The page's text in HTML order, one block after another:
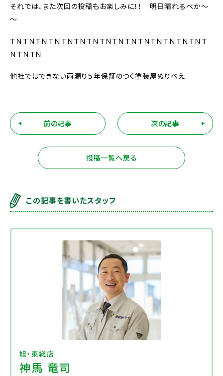
それでは、また次回の投稿もお楽しみに！！ 明日晴れるべか～
～
ＴＮＴＮＴＮＴＮＴＮＴＮＴＮＴＮＴＮＴＮＴＮＴＮＴＮＴＮＴＮＴ
ＮＴＮＴＮ
他社ではできない雨漏り５年保証のつく塗装屋ぬりべえ
前の記事
投稿一覧へ戻る
次の記事
この記事を書いたスタッフ
旭・東総店
神馬 竜司